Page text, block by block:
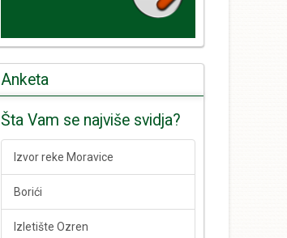
Anketa
Šta Vam se najviše svidja?
Izvor reke Moravice
Borići
Izletište Ozren